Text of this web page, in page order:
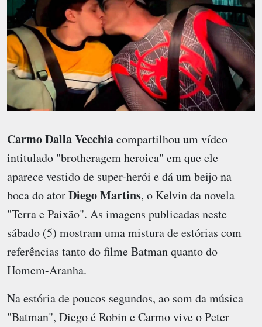
Carmo Dalla Vecchiacompartilhou um vídeo
intitulado "brotheragem heroica" em que ele
aparece vestido de super-herói e dá um beijo na
boca do atorDiego Martins, o Kelvin da novela
"Terra e Paixão". As imagens publicadas neste
sábado (5) mostram uma mistura de estórias com
referências tanto do filme Batman quanto do
Homem-Aranha.
Na estória de poucos segundos, ao som da música
"Batman", Diego é Robin e Carmo vive o Peter